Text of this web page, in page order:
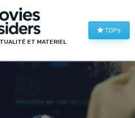
ET MATERIEL
TOPs
cookies